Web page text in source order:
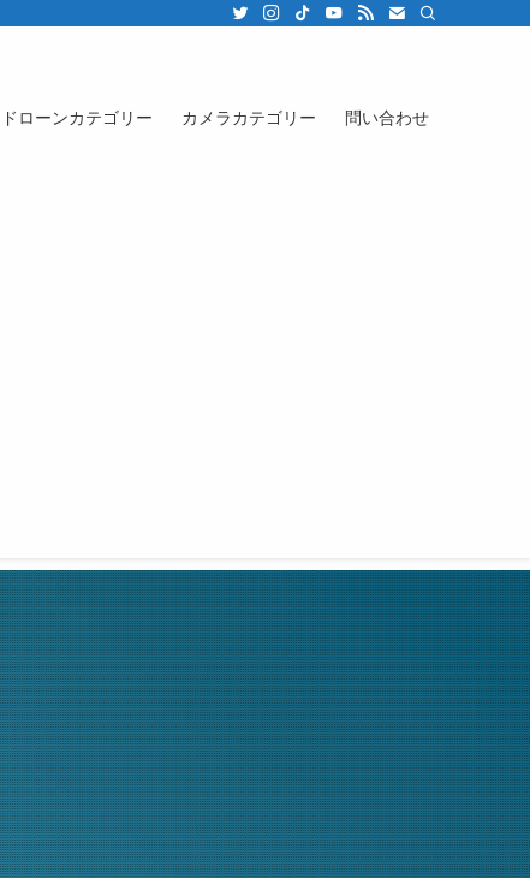
ドローンカテゴリー カメラカテゴリー 問い合わせ